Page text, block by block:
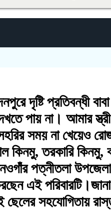
দৃষ্টি প্রতিবন্ধী
পায় না। আমার
সময় না খেয়েও
কিনমু, তরকারি
পত্নীতলা
এই
সহযোগিতায়